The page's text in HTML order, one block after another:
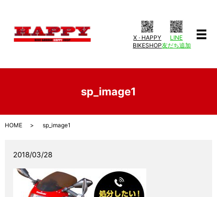
X · HAPPY
BIKESHOP
LINE
友だち追加
メ
sp_image1
HOME sp_image1
2018/03/28